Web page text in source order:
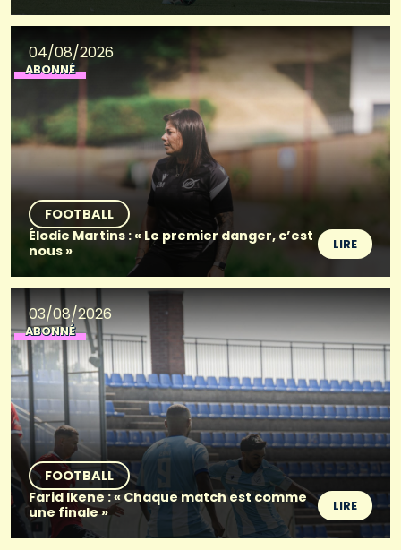
04/08/2026
ABONNÉ
FOOTBALL
Élodie Martins : « Le premier danger, c’est
nous »
LIRE
03/08/2026
ABONNÉ
FOOTBALL
Farid Ikene : « Chaque match est comme
une finale »
LIRE